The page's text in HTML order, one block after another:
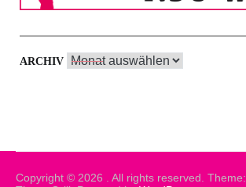
ARCHIV Archiv
Copyright © 2026 . All rights reserved. Theme: